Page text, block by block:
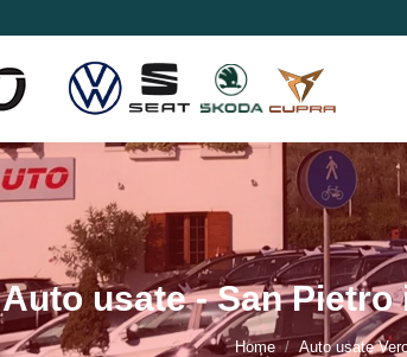
Auto usate - San Pietro
Tu sei qui:
Home Auto usate